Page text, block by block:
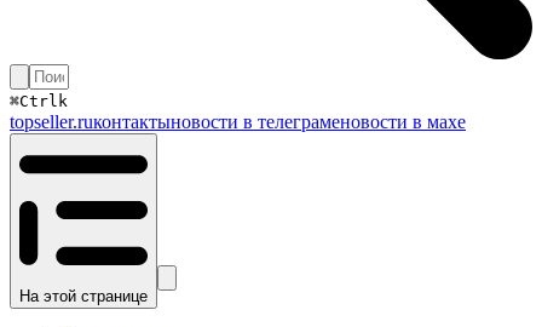
⌘Ctrl k
topseller.ruконтактыновости в телеграменовости в махе
На этой странице